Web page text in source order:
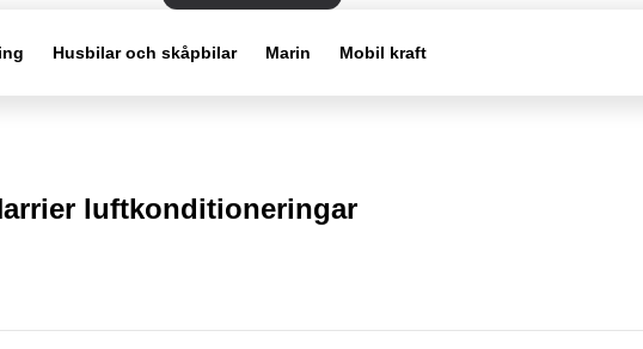
Husbilar och skåpbilar Marin Mobil kraft
luftkonditioneringar